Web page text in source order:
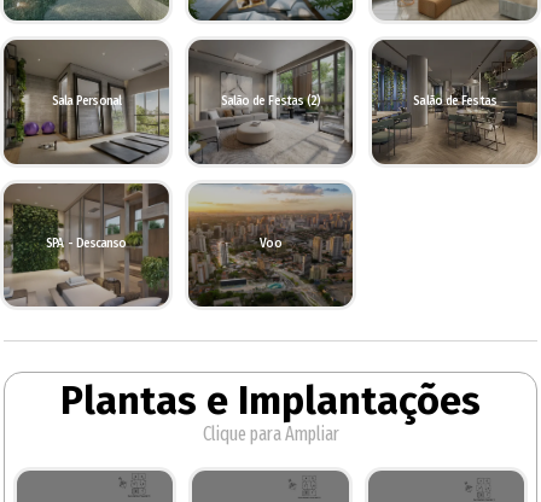
Sala Personal Salão de Festas (2) Salão de Festas
SPA - Descanso Voo
Plantas e Implantações
Clique para Ampliar